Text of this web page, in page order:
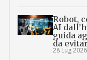
Robot,
AI
guida
da
28 Lug 2026